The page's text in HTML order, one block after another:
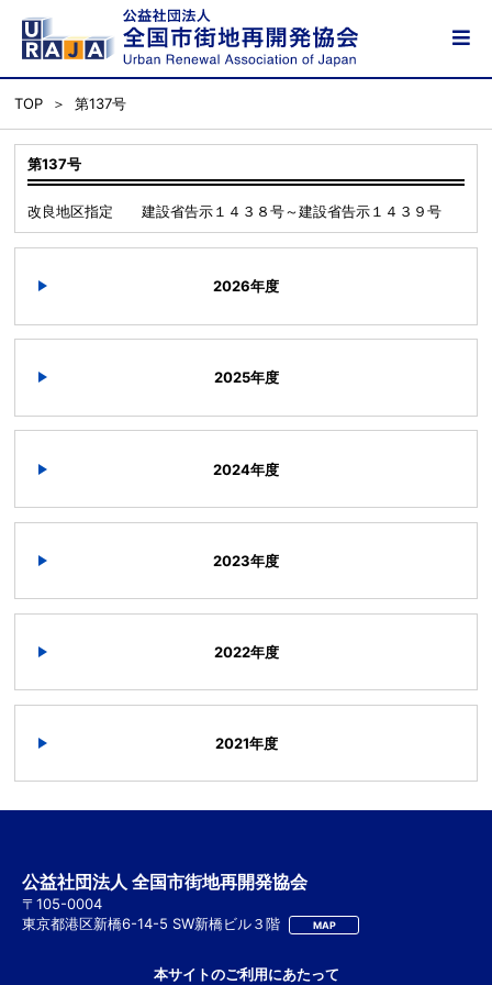
TOP 第137号
第137号
改良地区指定 建設省告示１４３８号～建設省告示１４３９号
2026年度
2025年度
2024年度
2023年度
2022年度
2021年度
本サイトのご利用にあたって
公益社団法人 全国市街地再開発協会
〒105-0004
東京都港区新橋6-14-5 SW新橋ビル３階
MAP